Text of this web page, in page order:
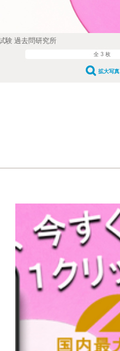
験 過去問研究所
全 3 枚
拡大写真